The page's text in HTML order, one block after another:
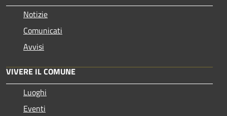
Notizie
Comunicati
Avvisi
VIVERE IL COMUNE
Luoghi
Eventi